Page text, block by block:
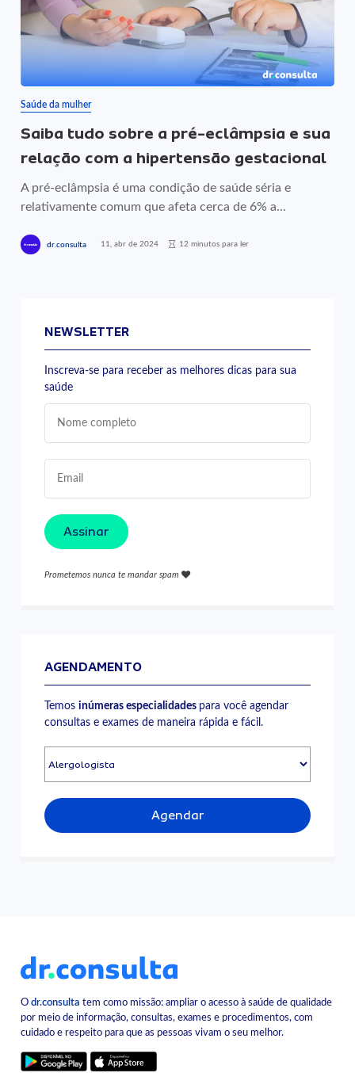
Saúde da mulher
Saiba tudo sobre a pré-eclâmpsia e sua
relação com a hipertensão gestacional
A pré-eclâmpsia é uma condição de saúde séria e
relativamente comum que afeta cerca de 6% a...
dr.consulta 11, abr de 2024 12 minutos para ler
NEWSLETTER
Inscreva-se para receber as melhores dicas para sua
saúde
Assinar
Prometemos nunca te mandar spam
AGENDAMENTO
Temosinúmeras especialidades para você agendar
consultas e exames de maneira rápida e fácil.
Agendar
Odr.consulta tem como missão: ampliar o acesso à saúde de qualidade
por meio de informação, consultas, exames e procedimentos, com
cuidado e respeito para que as pessoas vivam o seu melhor.